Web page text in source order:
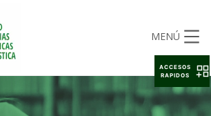
MENÚ
ACCESOS
RAPIDOS